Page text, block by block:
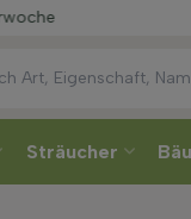
Sträucher